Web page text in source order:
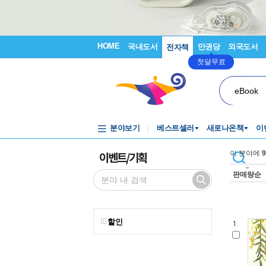
HOME 국내도서 전자책 만권당
첫달무료
외국도서
eBook
분야보기 베스트셀러 새로나온책 이
이벤트/기획
할인
이 분야에 9
판매량순
1.